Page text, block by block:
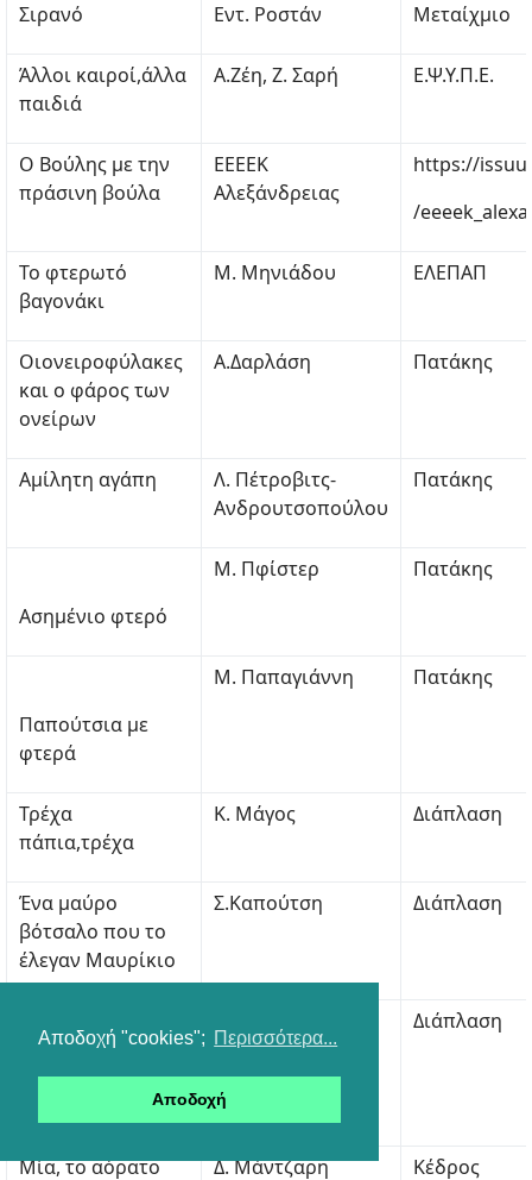
Αποδοχή "cookies"; Περισσότερα...
Αποδοχή
Σιρανό Εντ. Ροστάν Μεταίχμιο
Άλλοι καιροί,άλλα
παιδιά
Α.Ζέη, Ζ. Σαρή Ε.Ψ.Υ.Π.Ε.
Ο Βούλης με την
πράσινη βούλα
ΕΕΕΕΚ
Αλεξάνδρειας
https://
/
Το φτερωτό
βαγονάκι
Μ. Μηνιάδου ΕΛΕΠΑΠ
Οιονειροφύλακες
και ο φάρος των
ονείρων
Α.Δαρλάση Πατάκης
Αμίλητη αγάπη
Λ. Πέτροβιτς-
Ανδρουτσοπούλου
Πατάκης
Ασημένιο φτερό
Μ. Πφίστερ Πατάκης
Παπούτσια με
φτερά
Μ. Παπαγιάννη Πατάκης
Τρέχα
πάπια,τρέχα
Κ. Μάγος Διάπλαση
Ένα μαύρο
βότσαλο που το
έλεγαν Μαυρίκιο
Σ.Καπούτση Διάπλαση
Νανελένε και ο
πρίγκιπας Μάριο
Διάπλαση
Μία, το αόρατο Δ. Μάντζαρη Κέδρος